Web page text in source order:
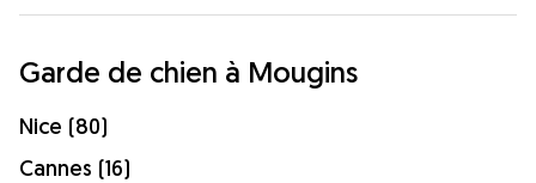
Garde de chien à Mougins
Nice (80)
Cannes (16)